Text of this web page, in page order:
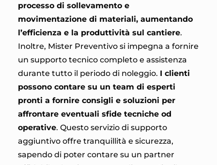
processo di sollevamento e
movimentazione di materiali, aumentando
l’efficienza e la produttività sul cantiere.
Inoltre, Mister Preventivo si impegna a fornire
un supporto tecnico completo e assistenza
durante tutto il periodo di noleggio. I clienti
possono contare su un team di esperti
pronti a fornire consigli e soluzioni per
affrontare eventuali sfide tecniche od
operative. Questo servizio di supporto
aggiuntivo offre tranquillità e sicurezza,
sapendo di poter contare su un partner